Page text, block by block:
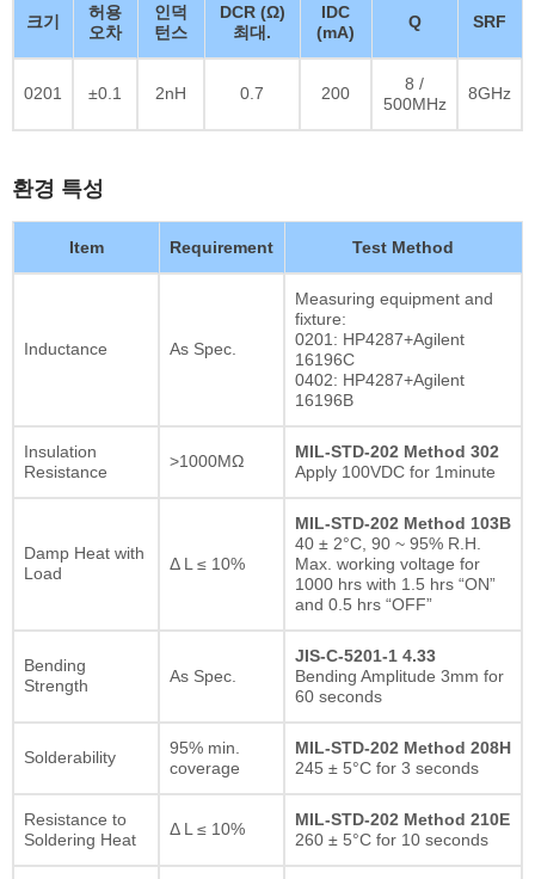
크기
허용
오차
인덕
턴스
DCR (Ω)
최대.
IDC
(mA)
Q SRF
0201 ±0.1 2nH 0.7 200
8 /
500MHz
8GHz
환경 특성
Item Requirement Test Method
Inductance As Spec.
Measuring equipment and
fixture:
0201: HP4287+Agilent
16196C
0402: HP4287+Agilent
16196B
Insulation
Resistance
>1000MΩ
MIL-STD-202 Method 302
Apply 100VDC for 1minute
Damp Heat with
Load
Δ L ≤ 10%
MIL-STD-202 Method 103B
40 ± 2°C, 90 ~ 95% R.H.
Max. working voltage for
1000 hrs with 1.5 hrs “ON”
and 0.5 hrs “OFF”
Bending
Strength
As Spec.
JIS-C-5201-1 4.33
Bending Amplitude 3mm for
60 seconds
Solderability
95% min.
coverage
MIL-STD-202 Method 208H
245 ± 5°C for 3 seconds
Resistance to
Soldering Heat
Δ L ≤ 10%
MIL-STD-202 Method 210E
260 ± 5°C for 10 seconds